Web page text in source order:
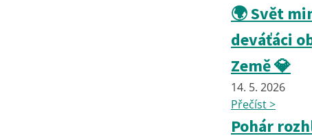
🌍 Svět
deváťáci
Země 💎
14. 5. 2026
Přečíst >
Pohár